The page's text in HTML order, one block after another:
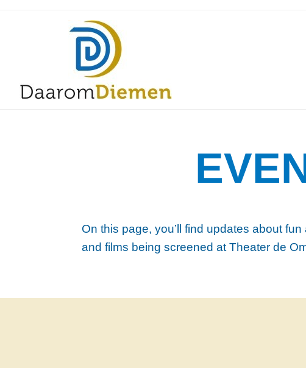
On this page, you’ll find updates about
and films being screened at Theater de